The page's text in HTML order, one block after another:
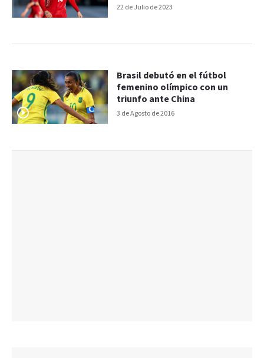
22 de Julio de 2023
3 de Agosto de 2016
Brasil debutó en el fútbol
femenino olímpico con un
triunfo ante China